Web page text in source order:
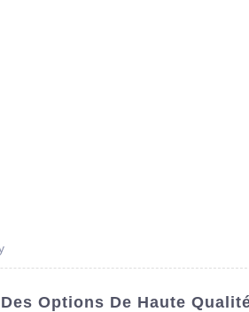
Options De Haute